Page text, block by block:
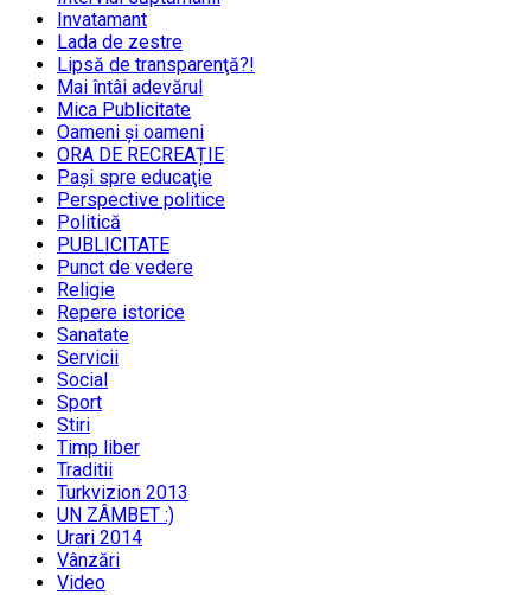
Invatamant
Lada de zestre
Lipsă de transparenţă?!
Mai întâi adevărul
Mica Publicitate
Oameni şi oameni
ORA DE RECREAȚIE
Paşi spre educaţie
Perspective politice
Politică
PUBLICITATE
Punct de vedere
Religie
Repere istorice
Sanatate
Servicii
Social
Sport
Stiri
Timp liber
Traditii
Turkvizion 2013
UN ZÂMBET :)
Urari 2014
Vânzări
Video